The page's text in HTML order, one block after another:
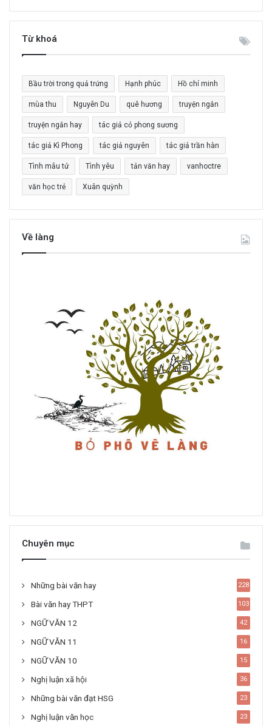
m
k
c
h
o
:
Từ khoá
Bầu trời trong quả trứng Hạnh phúc Hồ chí minh
mùa thu Nguyễn Du quê hương truyện ngắn
truyện ngắn hay tác giả cỏ phong sương
tác giả Kì Phong tác giả nguyên tác giả trần hàn
Tình mẫu tử Tình yêu tản văn hay vanhoctre
văn học trẻ Xuân quỳnh
Về làng
Chuyên mục
Những bài văn hay 228
Bài văn hay THPT 103
NGỮ VĂN 12 42
NGỮ VĂN 11 16
NGỮ VĂN 10 15
Nghị luận xã hội 36
Những bài văn đạt HSG 23
Nghị luận văn học 23